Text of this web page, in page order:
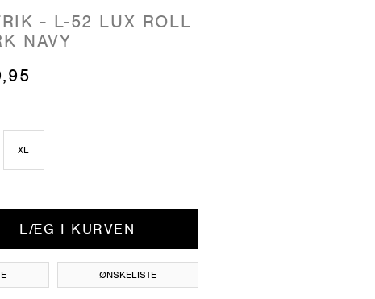
- L-52 LUX ROLL
NAVY
XL
LÆG I KURVEN
ØNSKELISTE